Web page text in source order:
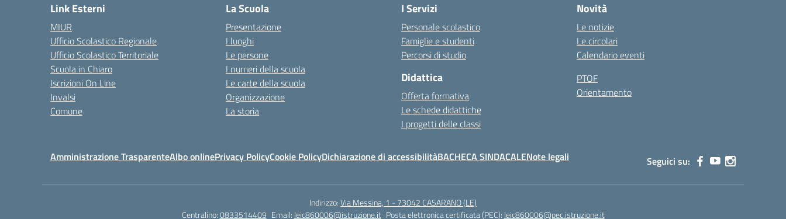
Link Esterni
MIUR
Ufficio Scolastico Regionale
Ufficio Scolastico Territoriale
Scuola in Chiaro
Iscrizioni On Line
Invalsi
Comune
La Scuola
Presentazione
I luoghi
Le persone
I numeri della scuola
Le carte della scuola
Organizzazione
La storia
I Servizi
Personale scolastico
Famiglie e studenti
Percorsi di studio
Didattica
Offerta formativa
Le schede didattiche
I progetti delle classi
Novità
Le notizie
Le circolari
Calendario eventi
PTOF
Orientamento
Amministrazione TrasparenteAlbo onlinePrivacy PolicyCookie PolicyDichiarazione di accessibilitàBACHECA SINDACALENote legali Seguici su:
Indirizzo:Via Messina, 1 - 73042 CASARANO (LE)
Centralino:0833514409 Email: leic860006@istruzione.it Posta elettronica certificata (PEC): leic860006@pec.istruzione.it